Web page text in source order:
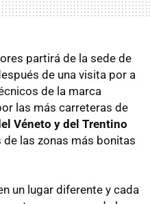
partirá de la sede de
de una visita por a
de la marca
las más carreteras de
Véneto y del Trentino
de las zonas más bonitas
un lugar diferente y cada